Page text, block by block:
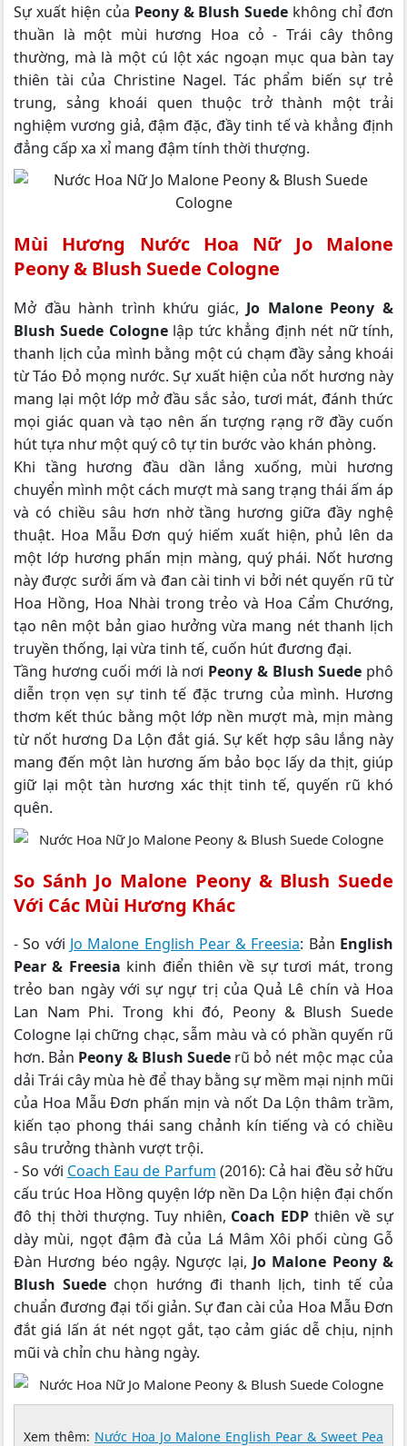
Sự xuất hiện của Peony & Blush Suede không chỉ đơn
thuần là một mùi hương Hoa cỏ - Trái cây thông
thường, mà là một cú lột xác ngoạn mục qua bàn tay
thiên tài của Christine Nagel. Tác phẩm biến sự trẻ
trung, sảng khoái quen thuộc trở thành một trải
nghiệm vương giả, đậm đặc, đầy tinh tế và khẳng định
đẳng cấp xa xỉ mang đậm tính thời thượng.
Mùi Hương Nước Hoa Nữ Jo Malone
Peony & Blush Suede Cologne
Mở đầu hành trình khứu giác, Jo Malone Peony &
Blush Suede Colognelập tức khẳng định nét nữ tính,
thanh lịch của mình bằng một cú chạm đầy sảng khoái
từ Táo Đỏ mọng nước. Sự xuất hiện của nốt hương này
mang lại một lớp mở đầu sắc sảo, tươi mát, đánh thức
mọi giác quan và tạo nên ấn tượng rạng rỡ đầy cuốn
hút tựa như một quý cô tự tin bước vào khán phòng.
Khi tầng hương đầu dần lắng xuống, mùi hương
chuyển mình một cách mượt mà sang trạng thái ấm áp
và có chiều sâu hơn nhờ tầng hương giữa đầy nghệ
thuật. Hoa Mẫu Đơn quý hiếm xuất hiện, phủ lên da
một lớp hương phấn mịn màng, quý phái. Nốt hương
này được sưởi ấm và đan cài tinh vi bởi nét quyến rũ từ
Hoa Hồng, Hoa Nhài trong trẻo và Hoa Cẩm Chướng,
tạo nên một bản giao hưởng vừa mang nét thanh lịch
truyền thống, lại vừa tinh tế, cuốn hút đương đại.
Tầng hương cuối mới là nơi Peony & Blush Suede phô
diễn trọn vẹn sự tinh tế đặc trưng của mình. Hương
thơm kết thúc bằng một lớp nền mượt mà, mịn màng
từ nốt hương Da Lộn đắt giá. Sự kết hợp sâu lắng này
mang đến một làn hương ấm bảo bọc lấy da thịt, giúp
giữ lại một tàn hương xác thịt tinh tế, quyến rũ khó
quên.
So Sánh Jo Malone Peony & Blush Suede
Với Các Mùi Hương Khác
- So với Jo Malone English Pear & Freesia: Bản English
Pear & Freesia kinh điển thiên về sự tươi mát, trong
trẻo ban ngày với sự ngự trị của Quả Lê chín và Hoa
Lan Nam Phi. Trong khi đó, Peony & Blush Suede
Cologne lại chững chạc, sẫm màu và có phần quyến rũ
hơn. Bản Peony & Blush Suederũ bỏ nét mộc mạc của
dải Trái cây mùa hè để thay bằng sự mềm mại nịnh mũi
của Hoa Mẫu Đơn phấn mịn và nốt Da Lộn thâm trầm,
kiến tạo phong thái sang chảnh kín tiếng và có chiều
sâu trưởng thành vượt trội.
- So với Coach Eau de Parfum (2016): Cả hai đều sở hữu
cấu trúc Hoa Hồng quyện lớp nền Da Lộn hiện đại chốn
đô thị thời thượng. Tuy nhiên, Coach EDP thiên về sự
dày mùi, ngọt đậm đà của Lá Mâm Xôi phối cùng Gỗ
Đàn Hương béo ngậy. Ngược lại, Jo Malone Peony &
Blush Suede chọn hướng đi thanh lịch, tinh tế của
chuẩn đương đại tối giản. Sự đan cài của Hoa Mẫu Đơn
đắt giá lấn át nét ngọt gắt, tạo cảm giác dễ chịu, nịnh
mũi và chỉn chu hàng ngày.
Xem thêm: Nước Hoa Jo Malone English Pear & Sweet Pea